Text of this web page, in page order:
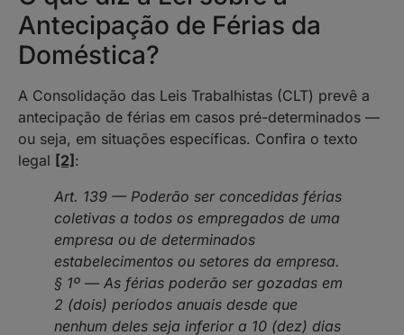
Antecipação de Férias da
Doméstica?
A Consolidação das Leis Trabalhistas (CLT) prevê a
antecipação de férias em casos pré-determinados —
ou seja, em situações específicas. Confira o texto
legal [2] :
Art. 139 — Poderão ser concedidas férias
coletivas a todos os empregados de uma
empresa ou de determinados
estabelecimentos ou setores da empresa.
§ 1º — As férias poderão ser gozadas em
2 (dois) períodos anuais desde que
nenhum deles seja inferior a 10 (dez) dias